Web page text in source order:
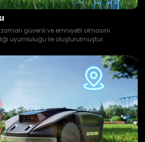
güvenli ve emniyetli olmasını
uyumluluğu ile oluşturulmuştur.